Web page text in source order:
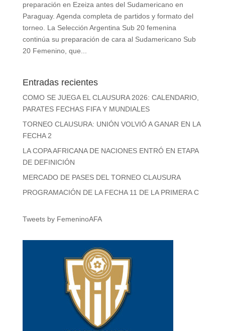
preparación en Ezeiza antes del Sudamericano en
Paraguay. Agenda completa de partidos y formato del
torneo. La Selección Argentina Sub 20 femenina
continúa su preparación de cara al Sudamericano Sub
20 Femenino, que...
Entradas recientes
COMO SE JUEGA EL CLAUSURA 2026: CALENDARIO,
PARATES FECHAS FIFA Y MUNDIALES
TORNEO CLAUSURA: UNIÓN VOLVIÓ A GANAR EN LA
FECHA 2
LA COPA AFRICANA DE NACIONES ENTRÓ EN ETAPA
DE DEFINICIÓN
MERCADO DE PASES DEL TORNEO CLAUSURA
PROGRAMACIÓN DE LA FECHA 11 DE LA PRIMERA C
Tweets by FemeninoAFA